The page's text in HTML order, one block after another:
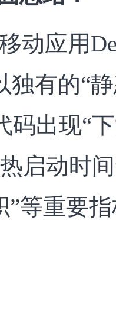
动应用
独有的“
码出现“
启动时
”等重要